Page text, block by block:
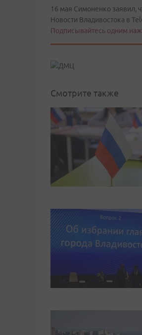
16 мая Симоненко заявил,
Новости Владивостока в
Подписывайтесь одним
Смотрите также